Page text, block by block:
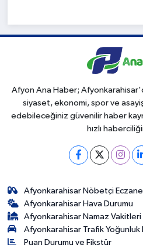
Afyon Ana Haber;
siyaset, ekonomi, spor ve
edebileceğiniz güvenilir haber
hızlı
Afyonkarahisar Nöbetçi
Afyonkarahisar Hava Durumu
Afyonkarahisar Namaz Vakitleri
Afyonkarahisar Trafik Yoğunluk
Puan Durumu ve Fikstür